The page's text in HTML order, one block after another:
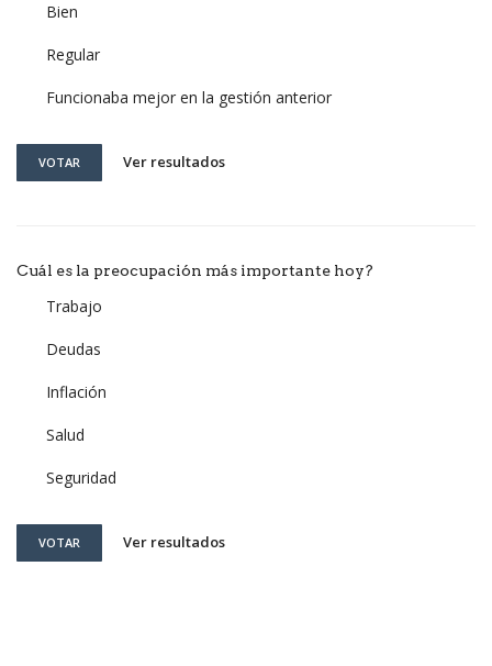
Bien
Regular
Funcionaba mejor en la gestión anterior
VOTAR Ver resultados
Cuál es la preocupación más importante hoy?
Trabajo
Deudas
Inflación
Salud
Seguridad
VOTAR Ver resultados